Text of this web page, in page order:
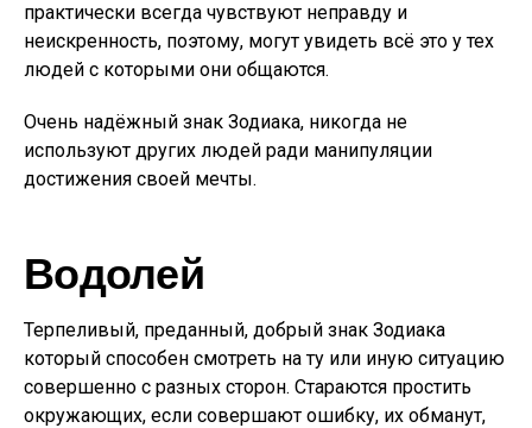
практически всегда чувствуют неправду и
неискренность, поэтому, могут увидеть всё это у тех
людей с которыми они общаются.
Очень надёжный знак Зодиака, никогда не
используют других людей ради манипуляции
достижения своей мечты.
Водолей
Терпеливый, преданный, добрый знак Зодиака
который способен смотреть на ту или иную ситуацию
совершенно с разных сторон. Стараются простить
окружающих, если совершают ошибку, их обманут,